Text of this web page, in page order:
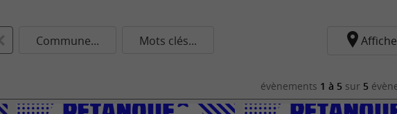
Commune... Mots clés...
évènements 1 à 5 sur 5